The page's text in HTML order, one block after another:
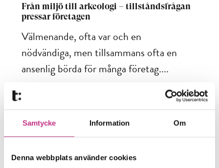
Samtycke Information Om
Denna webbplats använder cookies
Från miljö till arkeologi – tillståndsfrågan
pressar företagen
Välmenande, ofta var och en
nödvändiga, men tillsammans ofta en
ansenlig börda för många företag....